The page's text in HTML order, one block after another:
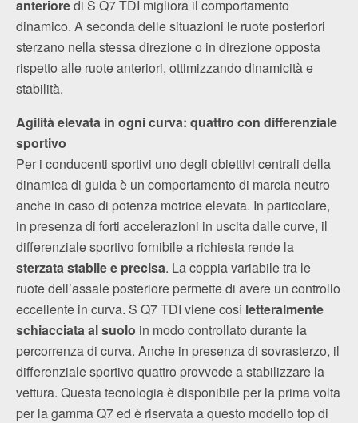
anterioredi S Q7 TDI migliora il comportamento
dinamico. A seconda delle situazioni le ruote posteriori
sterzano nella stessa direzione o in direzione opposta
rispetto alle ruote anteriori, ottimizzando dinamicità e
stabilità.
Agilità elevata in ogni curva: quattro con differenziale
sportivo
Per i conducenti sportivi uno degli obiettivi centrali della
dinamica di guida è un comportamento di marcia neutro
anche in caso di potenza motrice elevata. In particolare,
in presenza di forti accelerazioni in uscita dalle curve, il
differenziale sportivo fornibile a richiesta rende la
sterzata stabile e precisa. La coppia variabile tra le
ruote dell’assale posteriore permette di avere un controllo
eccellente in curva. S Q7 TDI viene così letteralmente
schiacciata al suolo in modo controllato durante la
percorrenza di curva. Anche in presenza di sovrasterzo, il
differenziale sportivo quattro provvede a stabilizzare la
vettura. Questa tecnologia è disponibile per la prima volta
per la gamma Q7 ed è riservata a questo modello top di